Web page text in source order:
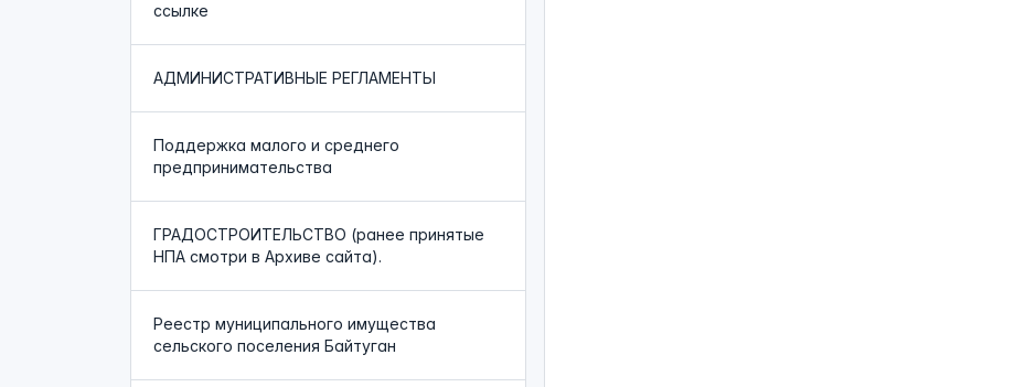
ссылке
АДМИНИСТРАТИВНЫЕ РЕГЛАМЕНТЫ
Поддержка малого и среднего
предпринимательства
ГРАДОСТРОИТЕЛЬСТВО (ранее принятые
НПА смотри в Архиве сайта).
Реестр муниципального имущества
сельского поселения Байтуган